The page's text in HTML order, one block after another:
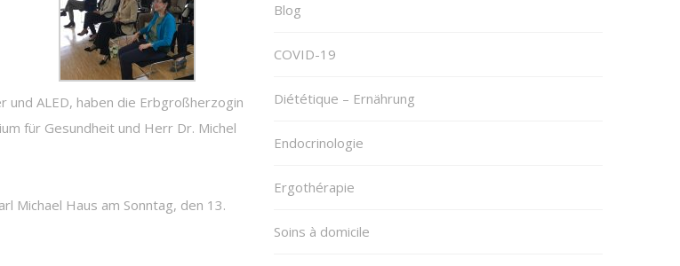
und ALED, haben die Erbgroßherzogin
für Gesundheit und Herr Dr. Michel
Michael Haus am Sonntag, den 13.
Blog
COVID-19
Diététique – Ernährung
Endocrinologie
Ergothérapie
Soins à domicile